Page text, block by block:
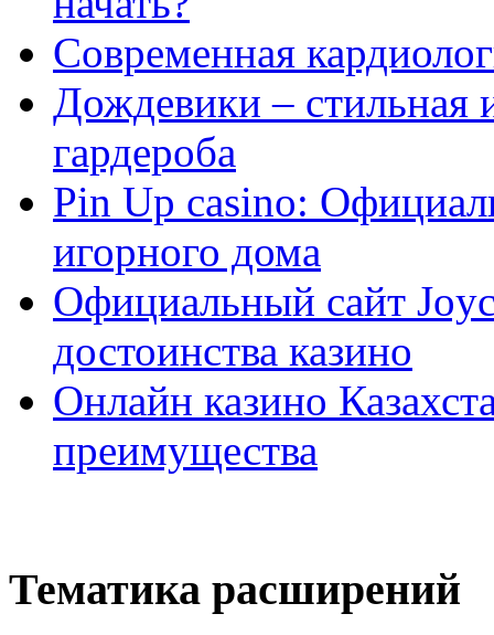
Современная
Дождевики – стильная
гардероба
Pin Up casino:
игорного дома
Официальный сайт
достоинства казино
Онлайн казино
преимущества
Тематика расширений